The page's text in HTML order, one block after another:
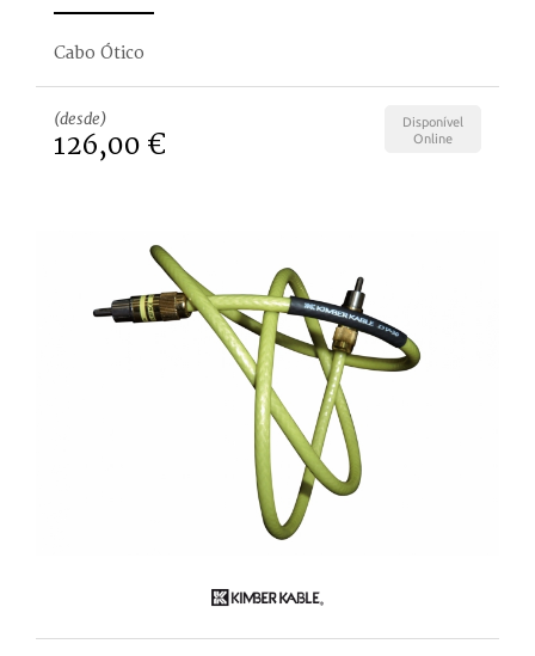
Cabo Ótico
(desde)
126,00 €
Disponível
Online